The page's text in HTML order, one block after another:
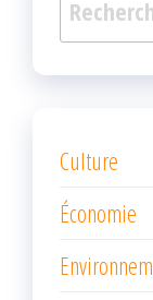
Culture
Économie